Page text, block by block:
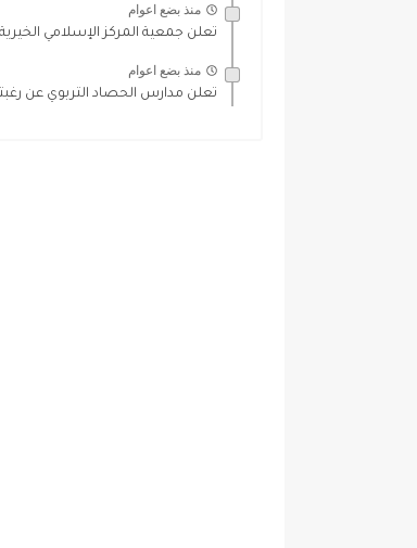
منذ بضع اعوام
تعلن جمعية المركز الإسلامي
منذ بضع اعوام
تعلن مدارس الحصاد التربوي عن